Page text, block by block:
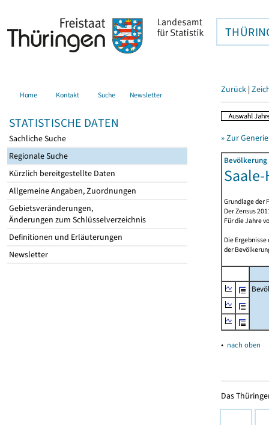
Home Kontakt Suche Newsletter
STATISTISCHE DATEN
Sachliche Suche
Regionale Suche
Kürzlich bereitgestellte Daten
Allgemeine Angaben, Zuordnungen
Gebietsveränderungen,
Änderungen zum Schlüsselverzeichnis
Definitionen und Erläuterungen
Newsletter
Zurück |
» Zur
Grundlage der
Der Zensus
Für die Jahre
Die
der
▴ nach oben
Das